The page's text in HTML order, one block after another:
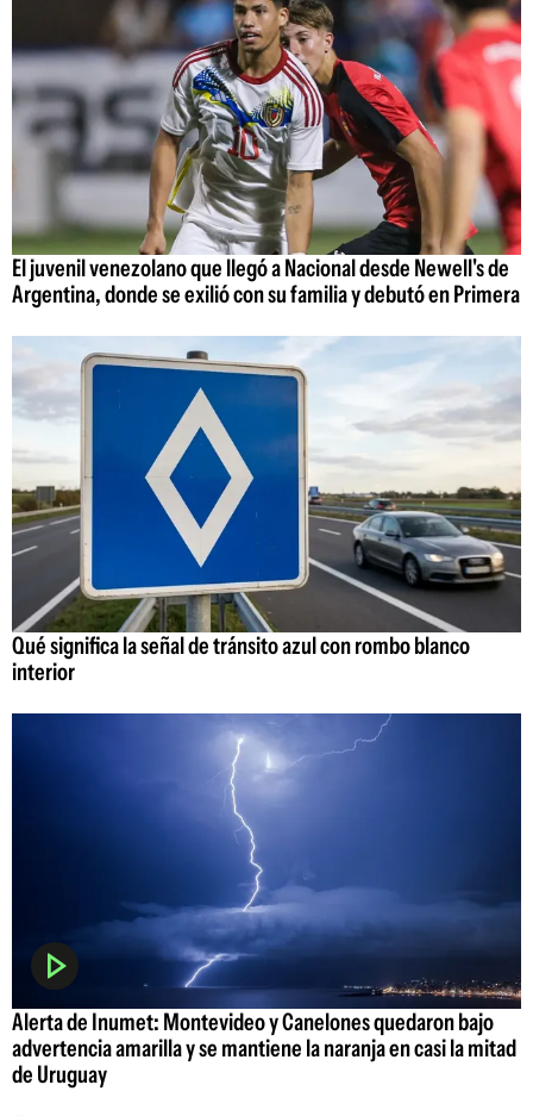
El juvenil venezolano que llegó a Nacional desde Newell's de
Argentina, donde se exilió con su familia y debutó en Primera
Qué significa la señal de tránsito azul con rombo blanco
interior
Alerta de Inumet: Montevideo y Canelones quedaron bajo
advertencia amarilla y se mantiene la naranja en casi la mitad
de Uruguay